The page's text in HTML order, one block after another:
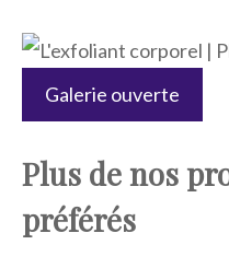
Galerie ouverte
Plus de nos
préférés